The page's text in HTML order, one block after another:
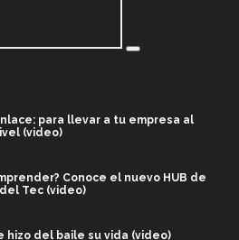
para llevar a tu empresa al
(video)
Conoce el nuevo HUB de
Tec (video)
hizo del baile su vida (video)